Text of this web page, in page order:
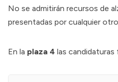
No se admitirán recursos de
presentadas por cualquier
En la plaza 4 las candidaturas